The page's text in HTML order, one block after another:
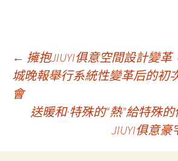
文
章
導
← 擁抱JIUYI俱意空間設計變
城晚報舉行系統性變革后的初
會
送暖和·特殊的“熱”給特殊
JIUYI俱意